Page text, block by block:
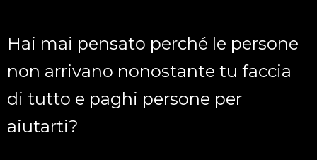
Hai mai pensato perché le persone
non arrivano nonostante tu faccia
di tutto e paghi persone per
aiutarti?